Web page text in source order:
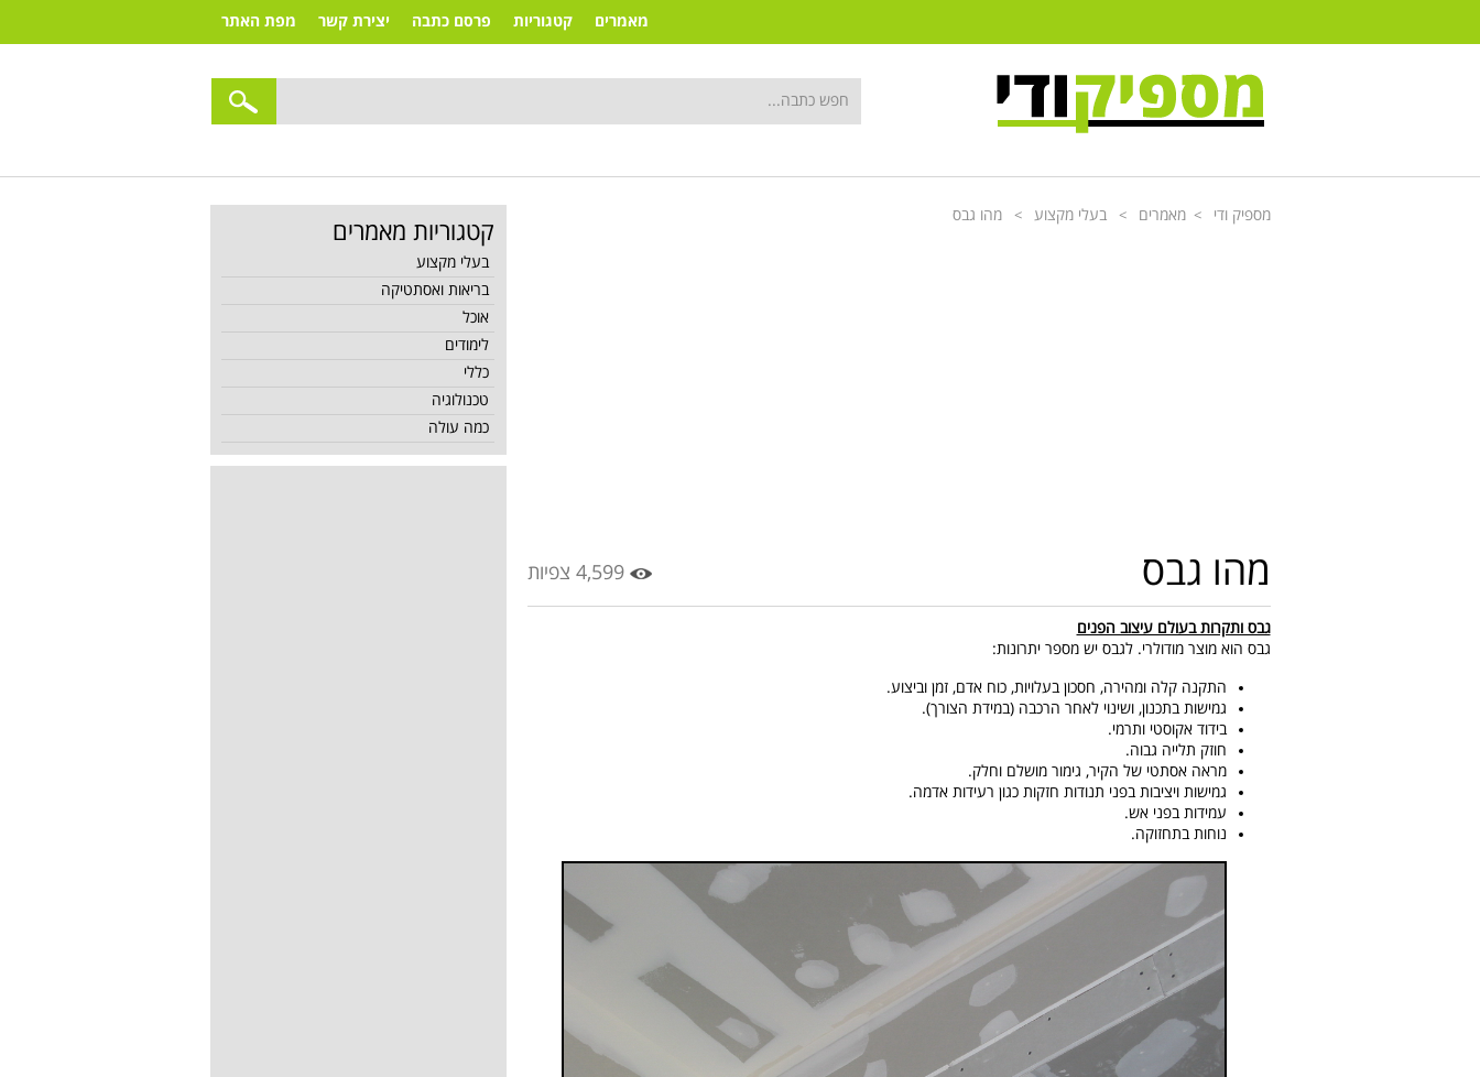
מאמרים קטגוריות פרסם כתבה יצירת קשר מפת האתר
מספיק ודי > מאמרים > בעלי מקצוע > מהו גבס
מהו גבס 4,599 צפיות
גבס ותקרות בעולם עיצוב הפנים
גבס הוא מוצר מודולרי. לגבס יש מספר יתרונות:
התקנה קלה ומהירה, חסכון בעלויות, כוח אדם, זמן וביצוע.
גמישות בתכנון, ושינוי לאחר הרכבה (במידת הצורך).
בידוד אקוסטי ותרמי.
חוזק תלייה גבוה.
מראה אסתטי של הקיר, גימור מושלם וחלק.
גמישות ויציבות בפני תנודות חזקות כגון רעידות אדמה.
עמידות בפני אש.
נוחות בתחזוקה.
קטגוריות מאמרים
בעלי מקצוע
בריאות ואסתטיקה
אוכל
לימודים
כללי
טכנולוגיה
כמה עולה